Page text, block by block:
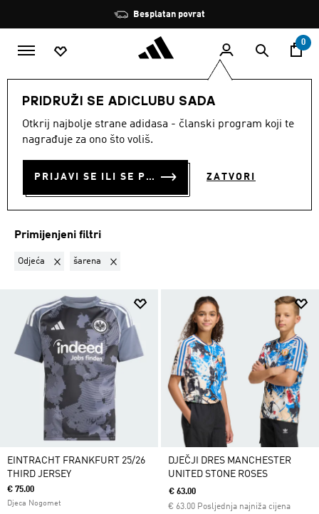
Zaustavi
rotaciju
Besplatan povrat
0
PRIDRUŽI SE ADICLUBU SADA
Otkrij najbolje strane adidasa - članski program koji te
nagrađuje za ono što voliš.
PRIJAVI SE ILI SE PRIDRUŽI SADA ZATVORI
DJECA Djevojcice Odjeća
ODJEĆA · ŠARENA·
ODJEĆA ZA DJEVOJČICE
Filtriraj
Primijenjeni filtri
Odjeća Ukloni filter Trenutno filtrirano prema KATEGORIJA PROIZVODA:
šarena Ukloni filter Trenutno filtrirano prema BOJA: šarena
EINTRACHT FRANKFURT 25/26
THIRD JERSEY
€ 75.00
Djeca Nogomet
DJEČJI DRES MANCHESTER
UNITED STONE ROSES
€ 63.00
€ 63.00 Posljednja najniža cijena